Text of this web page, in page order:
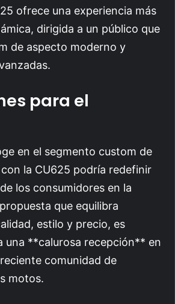
ofrece una experiencia más
dirigida a un público que
de aspecto moderno y
para el
en el segmento custom de
la CU625 podría redefinir
los consumidores en la
que equilibra
estilo y precio, es
una **calurosa recepción** en
comunidad de
motos.